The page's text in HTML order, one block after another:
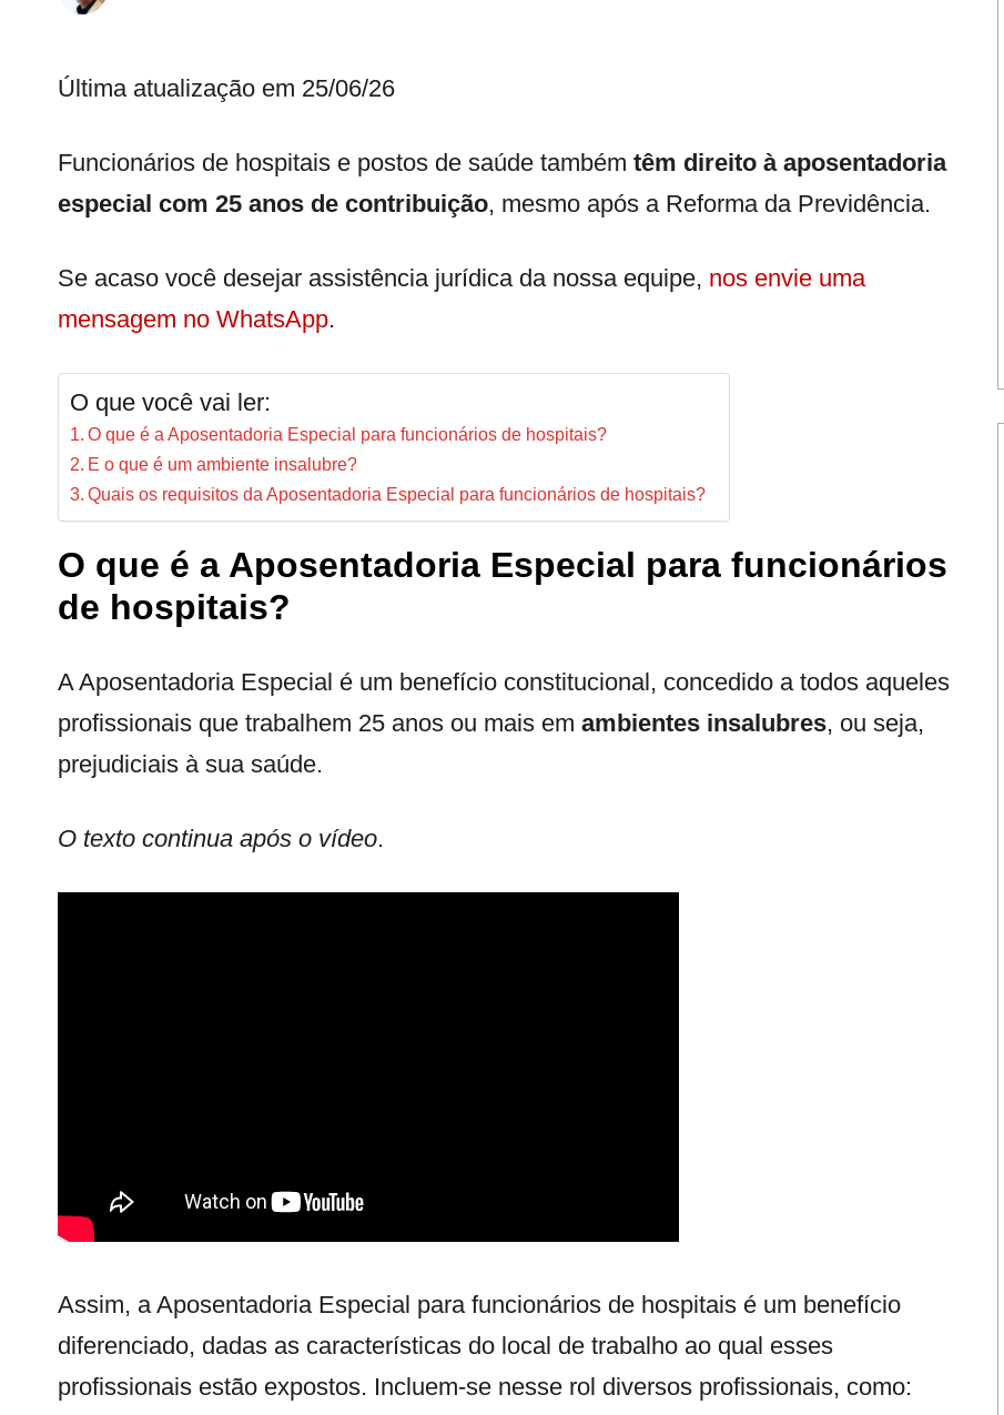
Última atualização em 25/06/26
Funcionários de hospitais e postos de saúde também têm direito à aposentadoria
especial com 25 anos de contribuição, mesmo após a Reforma da Previdência.
Se acaso você desejar assistência jurídica da nossa equipe, nos envie uma
mensagem no WhatsApp.
O que você vai ler:
O que é a Aposentadoria Especial para funcionários de hospitais?
E o que é um ambiente insalubre?
Quais os requisitos da Aposentadoria Especial para funcionários de hospitais?
O que é a Aposentadoria Especial para funcionários
de hospitais?
A Aposentadoria Especial é um benefício constitucional, concedido a todos aqueles
profissionais que trabalhem 25 anos ou mais em ambientes insalubres, ou seja,
prejudiciais à sua saúde.
O texto continua após o vídeo.
Assim, a Aposentadoria Especial para funcionários de hospitais é um benefício
diferenciado, dadas as características do local de trabalho ao qual esses
profissionais estão expostos. Incluem-se nesse rol diversos profissionais, como: